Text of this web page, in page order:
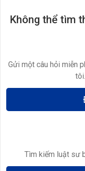
Không thể tìm
Gửi một câu hỏi miễn
Tìm kiếm luật sư